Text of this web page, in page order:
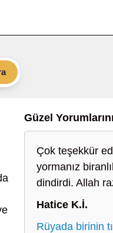
Güzel
Çok teşekkür
yormanız
dindirdi. Allah
Hatice K.İ.
Rüyada birinin